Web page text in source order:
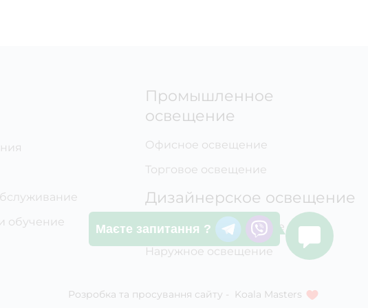
обучение
Промышленное
освещение
Офисное освещение
Торговое освещение
Дизайнерское освещение
Внутреннее освещение
Наружное освещение
Розробка та просування сайту - Koala Masters
Маєте запитання ?